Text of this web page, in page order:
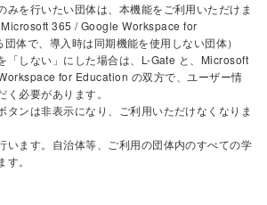
みを行いたい団体は、本機能をご利用いただけま
365 / Google Workspace for
体で、導入時は同期機能を使用しない団体）
「しない」にした場合は、L-Gate と、Microsoft
for Education の双方で、ユーザー情
必要があります。
タンは非表示になり、ご利用いただけなくなりま
います。自治体等、ご利用の団体内のすべての学
。